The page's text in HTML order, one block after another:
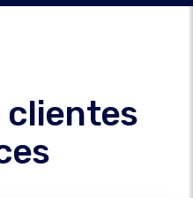
clientes